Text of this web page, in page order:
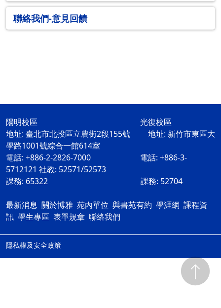
聯絡我們-意見回饋
陽明校區 光復校區
地址: 臺北市北投區立農街2段155號 地址: 新竹市東區大
學路1001號綜合一館614室
電話: +886-2-2826-7000 電話: +886-3-
5712121 社教: 52571/52573
課務: 65322 課務: 52704
最新消息 關於博雅 苑內單位 與書苑有約 學涯網 課程資
訊 學生專區 表單規章 聯絡我們
隱私權及安全政策